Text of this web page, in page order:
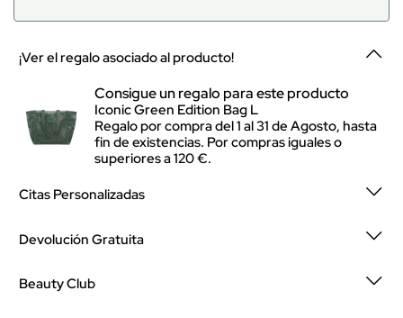
¡Ver el regalo asociado al producto!
Consigue un regalo para este producto
Iconic Green Edition Bag L
Regalo por compra del 1 al 31 de Agosto, hasta
fin de existencias. Por compras iguales o
superiores a 120 €.
Citas Personalizadas
Devolución Gratuita
Beauty Club